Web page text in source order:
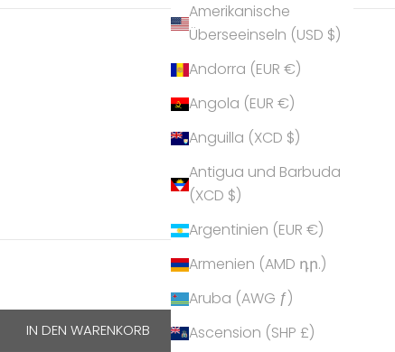
Amerikanische
Überseeinseln (USD $)
Andorra (EUR €)
Angola (EUR €)
Anguilla (XCD $)
Antigua und Barbuda
(XCD $)
Argentinien (EUR €)
Armenien (AMD դր.)
Aruba (AWG ƒ)
Ascension (SHP £)
IN DEN WARENKORB